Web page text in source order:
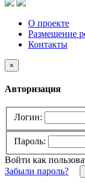
О проекте
Размещение
Контакты
×
Авторизация
Логин:
Пароль:
Войти как
Забыли пароль?